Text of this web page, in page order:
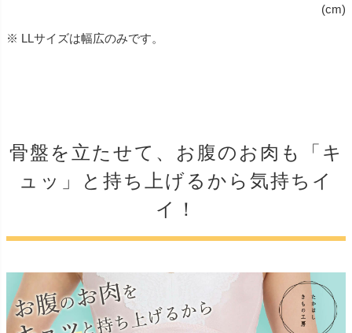
(cm)
※ LLサイズは幅広のみです。
骨盤を立たせて、お腹のお肉も「キ
ュッ」と持ち上げるから気持ちイ
イ！